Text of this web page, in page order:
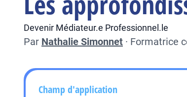
Devenir Médiateur.e Professionnel.le
Par Nathalie Simonnet · Formatrice
Champ d'application